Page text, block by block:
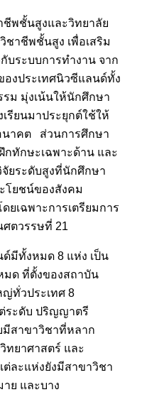
ชีพชั้นสูงและวิทยาลัย
าชีพชั้นสูง เพื่อเสริม
บระบบการทำงาน จาก
งประเทศนิวซีแลนด์ทั้ง
ม มุ่งเน้นให้นักศึกษา
รียนมาประยุกต์ใช้ให้
นาคต ส่วนการศึกษา
กทักษะเฉพาะด้าน และ
ยระดับสูงที่นักศึกษา
โยชน์ของสังคม
ยเฉพาะการเตรียมการ
ตวรรษที่ 21
มีทั้งหมด 8 แห่ง เป็น
มด ที่ตั้งของสถาบัน
ญ่ทั่วประเทศ 8
ระดับ ปริญญาตรี
สาขาวิชาที่หลาก
ทยาศาสตร์ และ
ละแห่งยังมีสาขาวิชา
าย และบาง